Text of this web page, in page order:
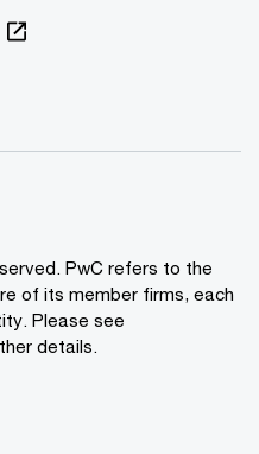
PwC refers to the
of its member firms, each
Please see
details.